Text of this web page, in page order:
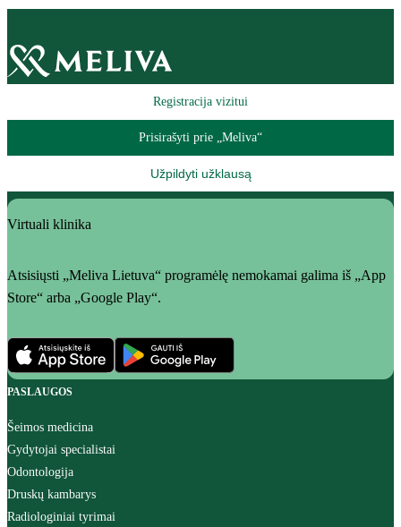
Registracija vizitui
Prisirašyti prie „Meliva“
Užpildyti užklausą
Virtuali klinika
Atsisiųsti „Meliva Lietuva“ programėlę nemokamai galima iš „App
Store“ arba „Google Play“.
PASLAUGOS
Šeimos medicina
Gydytojai specialistai
Odontologija
Druskų kambarys
Radiologiniai tyrimai